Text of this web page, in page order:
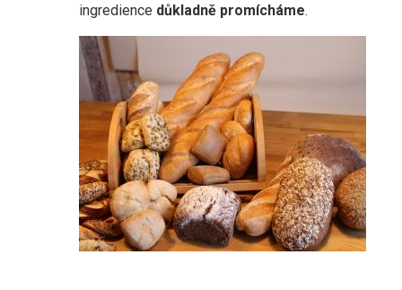
ingredience důkladně promícháme.